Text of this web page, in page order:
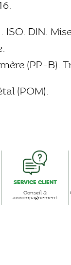
DIN.
(PP-B).
(POM).
SERVICE CLIENT
Conseil &
accompagnement